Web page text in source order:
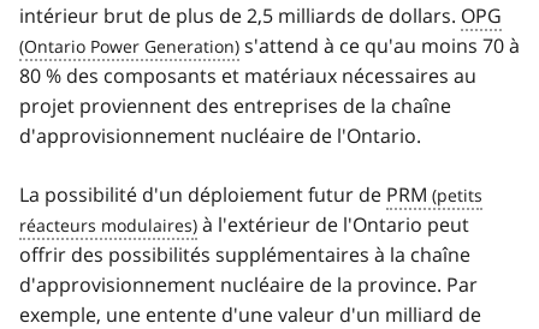
intérieur brut de plus de 2,5 milliards de dollars. OPG
s'attend à ce qu'au moins 70 à
80 % des composants et matériaux nécessaires au
projet proviennent des entreprises de la chaîne
d'approvisionnement nucléaire de l'Ontario.
La possibilité d'un déploiement futur de PRM
à l'extérieur de l'Ontario peut
offrir des possibilités supplémentaires à la chaîne
d'approvisionnement nucléaire de la province. Par
exemple, une entente d'une valeur d'un milliard de